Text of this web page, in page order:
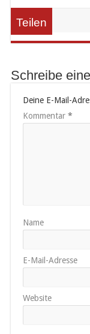
Teilen
Schreibe
Deine E-Mail-
Kommentar *
Name
E-Mail-Adresse
Website